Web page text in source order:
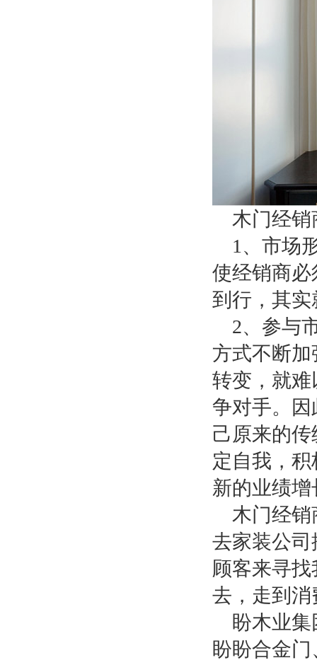
木门经销
1 、市场
使经销商
到行，其
2、参与
方式不断
转变，就
争对手。
己原来的
定自我，
新的业绩增
木门经销
去家装公
顾客来寻
去，走到
盼木业
盼盼合金门